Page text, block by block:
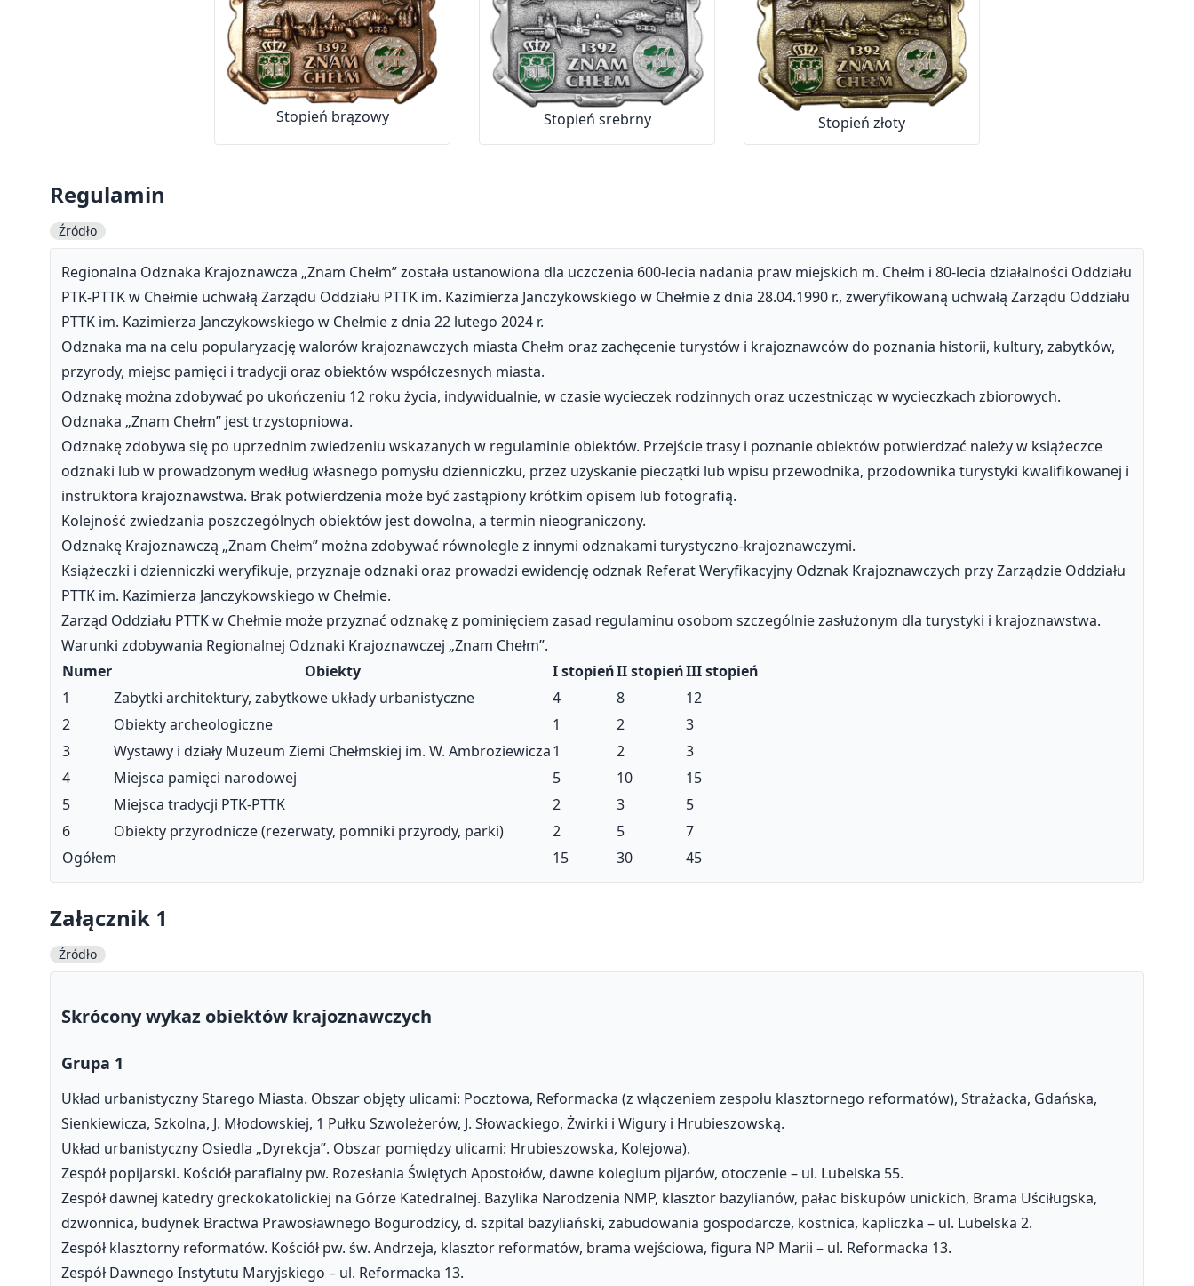
Stopień brązowy Stopień srebrny Stopień złoty
Regulamin
Źródło
Regionalna Odznaka Krajoznawcza „Znam Chełm” została ustanowiona dla uczczenia 600-lecia nadania praw miejskich m. Chełm i 80-lecia działalności Oddziału
PTK-PTTK w Chełmie uchwałą Zarządu Oddziału PTTK im. Kazimierza Janczykowskiego w Chełmie z dnia 28.04.1990 r., zweryfikowaną uchwałą Zarządu Oddziału
PTTK im. Kazimierza Janczykowskiego w Chełmie z dnia 22 lutego 2024 r.
Odznaka ma na celu popularyzację walorów krajoznawczych miasta Chełm oraz zachęcenie turystów i krajoznawców do poznania historii, kultury, zabytków,
przyrody, miejsc pamięci i tradycji oraz obiektów współczesnych miasta.
Odznakę można zdobywać po ukończeniu 12 roku życia, indywidualnie, w czasie wycieczek rodzinnych oraz uczestnicząc w wycieczkach zbiorowych.
Odznaka „Znam Chełm” jest trzystopniowa.
Odznakę zdobywa się po uprzednim zwiedzeniu wskazanych w regulaminie obiektów. Przejście trasy i poznanie obiektów potwierdzać należy w książeczce
odznaki lub w prowadzonym według własnego pomysłu dzienniczku, przez uzyskanie pieczątki lub wpisu przewodnika, przodownika turystyki kwalifikowanej i
instruktora krajoznawstwa. Brak potwierdzenia może być zastąpiony krótkim opisem lub fotografią.
Kolejność zwiedzania poszczególnych obiektów jest dowolna, a termin nieograniczony.
Odznakę Krajoznawczą „Znam Chełm” można zdobywać równolegle z innymi odznakami turystyczno-krajoznawczymi.
Książeczki i dzienniczki weryfikuje, przyznaje odznaki oraz prowadzi ewidencję odznak Referat Weryfikacyjny Odznak Krajoznawczych przy Zarządzie Oddziału
PTTK im. Kazimierza Janczykowskiego w Chełmie.
Zarząd Oddziału PTTK w Chełmie może przyznać odznakę z pominięciem zasad regulaminu osobom szczególnie zasłużonym dla turystyki i krajoznawstwa.
Warunki zdobywania Regionalnej Odznaki Krajoznawczej „Znam Chełm”.
Numer
Obiekty I stopieńII stopieńIII stopień
1
Zabytki architektury, zabytkowe układy urbanistyczne 4 8
12
2
Obiekty archeologiczne 1 2
3
3
Wystawy i działy Muzeum Ziemi Chełmskiej im. W. Ambroziewicza1 2
3
4
Miejsca pamięci narodowej 5 10
15
5
Miejsca tradycji PTK-PTTK 2 3
5
6
Obiekty przyrodnicze (rezerwaty, pomniki przyrody, parki) 2 5
7
Ogółem
15 30 45
Załącznik 1
Źródło
Skrócony wykaz obiektów krajoznawczych
Grupa 1
Układ urbanistyczny Starego Miasta. Obszar objęty ulicami: Pocztowa, Reformacka (z włączeniem zespołu klasztornego reformatów), Strażacka, Gdańska,
Sienkiewicza, Szkolna, J. Młodowskiej, 1 Pułku Szwoleżerów, J. Słowackiego, Żwirki i Wigury i Hrubieszowską.
Układ urbanistyczny Osiedla „Dyrekcja”. Obszar pomiędzy ulicami: Hrubieszowska, Kolejowa).
Zespół popijarski. Kościół parafialny pw. Rozesłania Świętych Apostołów, dawne kolegium pijarów, otoczenie – ul. Lubelska 55.
Zespół dawnej katedry greckokatolickiej na Górze Katedralnej. Bazylika Narodzenia NMP, klasztor bazylianów, pałac biskupów unickich, Brama Uściługska,
dzwonnica, budynek Bractwa Prawosławnego Bogurodzicy, d. szpital bazyliański, zabudowania gospodarcze, kostnica, kapliczka – ul. Lubelska 2.
Zespół klasztorny reformatów. Kościół pw. św. Andrzeja, klasztor reformatów, brama wejściowa, figura NP Marii – ul. Reformacka 13.
Zespół Dawnego Instytutu Maryjskiego – ul. Reformacka 13.